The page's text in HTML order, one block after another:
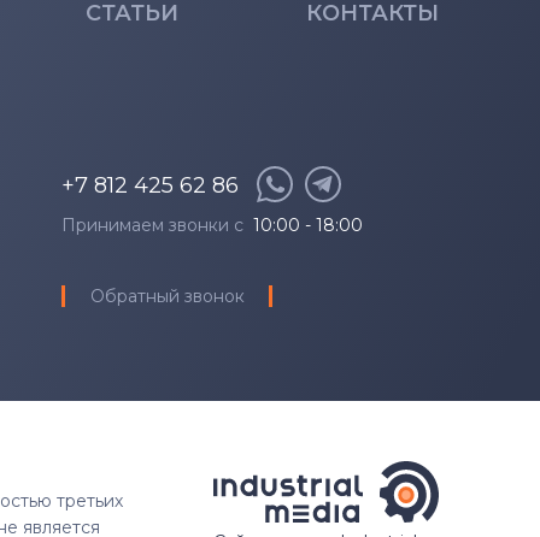
СТАТЬИ КОНТАКТЫ
+7 812 425 62 86
Принимаем звонки с 10:00 - 18:00
Обратный звонок
третьих
является